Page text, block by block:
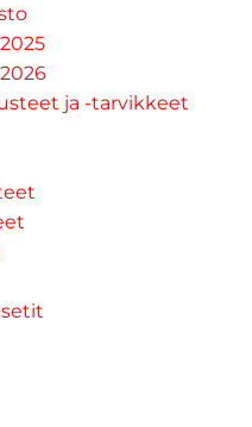
ja -tarvikkeet